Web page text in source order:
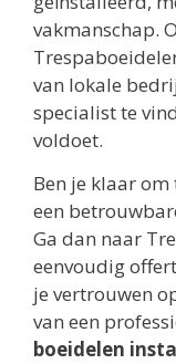
vakmanschap.
van lokale
specialist te
voldoet.
Ben je klaar
een
Ga dan naar
eenvoudig
je vertrouwen
van een
boeidelen